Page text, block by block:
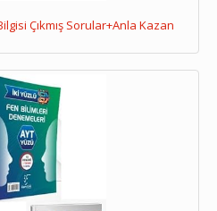
Çıkmış Sorular+Anla Kazan